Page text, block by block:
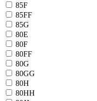
85F
85FF
85G
80E
80F
80FF
80G
80GG
80H
80HH